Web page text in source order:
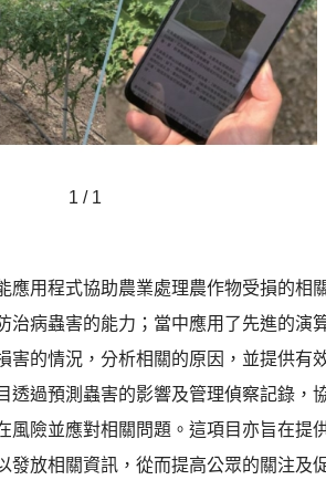
1 / 1
應用程式協助農業處理農作物受損的相
治病蟲害的能力；當中應用了先進的演
害的情況，分析相關的原因，並提供有
透過預測蟲害的影響及管理偵察記錄，
風險並應對相關問題。這項目亦旨在提
發放相關資訊，從而提高公眾的關注及